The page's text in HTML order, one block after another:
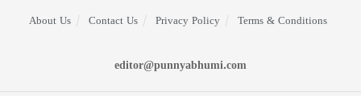
About Us Contact Us Privacy Policy Terms & Conditions
editor@punnyabhumi.com